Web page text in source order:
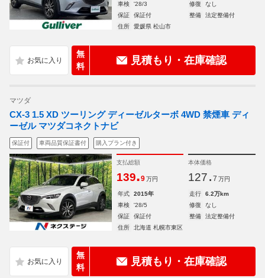
車検
'28/3 修復
なし
保証
保証付 整備
法定整備付
住所
愛媛県 松山市
無
料
見積もり・在庫確認
マツダ
CX-3 1.5 XD ツーリング ディーゼルターボ 4WD 禁煙車 ディ
ーゼル マツダコネクトナビ
保証付 車両品質保証書付 購入プラン付き
支払総額
139.9 万円
本体価格
127. 7 万円
年式 2015年 走行
6.2万km
車検
'28/5 修復
なし
保証
保証付 整備
法定整備付
住所
北海道 札幌市東区
無
料
見積もり・在庫確認